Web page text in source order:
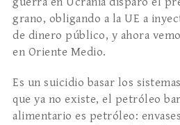
grano, obligando a la UE a
de dinero público, y ahora
en Oriente Medio.
Es un suicidio basar los
que ya no existe, el petróleo
alimentario es petróleo: